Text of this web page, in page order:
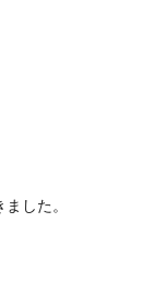
した。